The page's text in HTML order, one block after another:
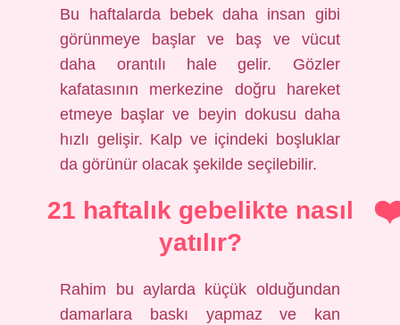
Bu haftalarda bebek daha insan gibi
görünmeye başlar ve baş ve vücut
daha orantılı hale gelir. Gözler
kafatasının merkezine doğru hareket
etmeye başlar ve beyin dokusu daha
hızlı gelişir. Kalp ve içindeki boşluklar
da görünür olacak şekilde seçilebilir.
21 haftalık gebelikte nasıl
yatılır?
Rahim bu aylarda küçük olduğundan
damarlara baskı yapmaz ve kan